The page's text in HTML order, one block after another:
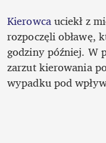
Kierowca uciekł z
rozpoczęli obławę,
godziny później. W
zarzut kierowania
wypadku pod